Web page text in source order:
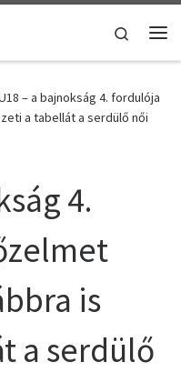
Search
– a bajnokság 4. fordulója
a tabellát a serdülő női
4.
is
a serdülő